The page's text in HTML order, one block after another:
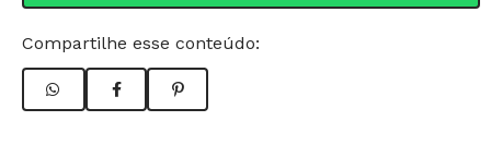
Compartilhe esse conteúdo: